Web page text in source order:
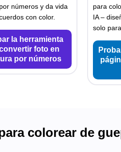
números y da vida
con color.
la herramienta
foto en
por números
para
IA –
solo
colorear de